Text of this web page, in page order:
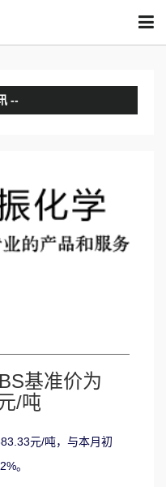
基准价为
/吨
元/吨，与本月初
。